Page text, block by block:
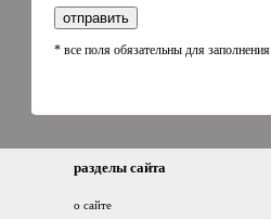
* все поля обязательны для заполнения
разделы сайта
о сайте